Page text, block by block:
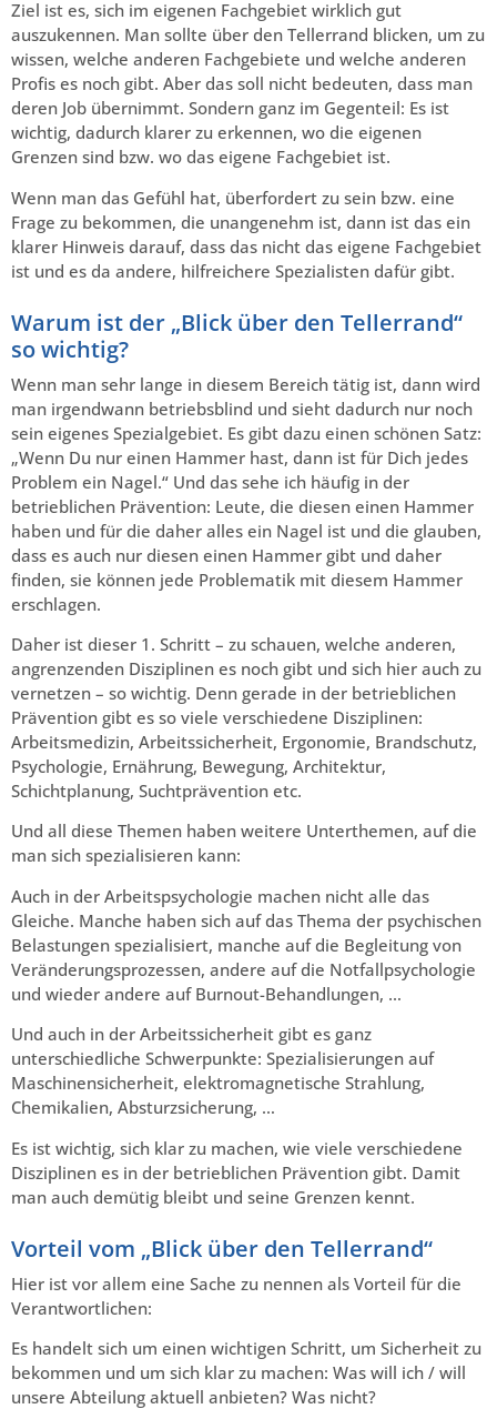
Ziel ist es, sich im eigenen Fachgebiet wirklich gut
auszukennen. Man sollte über den Tellerrand blicken, um zu
wissen, welche anderen Fachgebiete und welche anderen
Profis es noch gibt. Aber das soll nicht bedeuten, dass man
deren Job übernimmt. Sondern ganz im Gegenteil: Es ist
wichtig, dadurch klarer zu erkennen, wo die eigenen
Grenzen sind bzw. wo das eigene Fachgebiet ist.
Wenn man das Gefühl hat, überfordert zu sein bzw. eine
Frage zu bekommen, die unangenehm ist, dann ist das ein
klarer Hinweis darauf, dass das nicht das eigene Fachgebiet
ist und es da andere, hilfreichere Spezialisten dafür gibt.
Warum ist der „Blick über den Tellerrand“
so wichtig?
Wenn man sehr lange in diesem Bereich tätig ist, dann wird
man irgendwann betriebsblind und sieht dadurch nur noch
sein eigenes Spezialgebiet. Es gibt dazu einen schönen Satz:
„Wenn Du nur einen Hammer hast, dann ist für Dich jedes
Problem ein Nagel.“ Und das sehe ich häufig in der
betrieblichen Prävention: Leute, die diesen einen Hammer
haben und für die daher alles ein Nagel ist und die glauben,
dass es auch nur diesen einen Hammer gibt und daher
finden, sie können jede Problematik mit diesem Hammer
erschlagen.
Daher ist dieser 1. Schritt – zu schauen, welche anderen,
angrenzenden Disziplinen es noch gibt und sich hier auch zu
vernetzen – so wichtig. Denn gerade in der betrieblichen
Prävention gibt es so viele verschiedene Disziplinen:
Arbeitsmedizin, Arbeitssicherheit, Ergonomie, Brandschutz,
Psychologie, Ernährung, Bewegung, Architektur,
Schichtplanung, Suchtprävention etc.
Und all diese Themen haben weitere Unterthemen, auf die
man sich spezialisieren kann:
Auch in der Arbeitspsychologie machen nicht alle das
Gleiche. Manche haben sich auf das Thema der psychischen
Belastungen spezialisiert, manche auf die Begleitung von
Veränderungsprozessen, andere auf die Notfallpsychologie
und wieder andere auf Burnout-Behandlungen, …
Und auch in der Arbeitssicherheit gibt es ganz
unterschiedliche Schwerpunkte: Spezialisierungen auf
Maschinensicherheit, elektromagnetische Strahlung,
Chemikalien, Absturzsicherung, …
Es ist wichtig, sich klar zu machen, wie viele verschiedene
Disziplinen es in der betrieblichen Prävention gibt. Damit
man auch demütig bleibt und seine Grenzen kennt.
Vorteil vom „Blick über den Tellerrand“
Hier ist vor allem eine Sache zu nennen als Vorteil für die
Verantwortlichen:
Es handelt sich um einen wichtigen Schritt, um Sicherheit zu
bekommen und um sich klar zu machen: Was will ich / will
unsere Abteilung aktuell anbieten? Was nicht?